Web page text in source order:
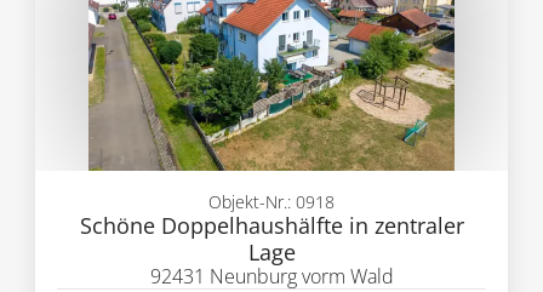
Schöne Doppelhaushälfte in zentraler
Lage
Objekt-Nr.: 0918
92431 Neunburg vorm Wald